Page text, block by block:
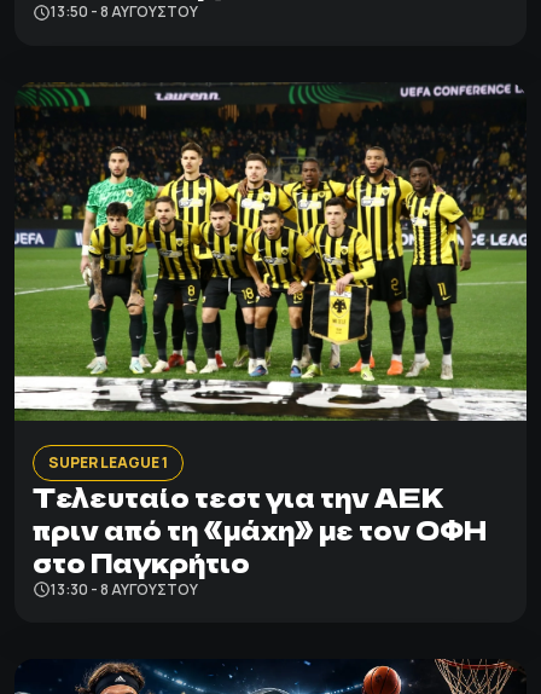
13:50 - 8 ΑΥΓΟΎΣΤΟΥ
SUPER LEAGUE 1
Τελευταίο τεστ για την ΑΕΚ
πριν από τη «μάχη» με τον ΟΦΗ
στο Παγκρήτιο
13:30 - 8 ΑΥΓΟΎΣΤΟΥ